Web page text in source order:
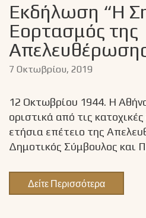
Εκδήλωση “Η
Εορτασμός της
7 Οκτωβρίου, 2019
12 Οκτωβρίου 1944. Η
οριστικά από τις
ετήσια επέτειο της
Δημοτικός Σύμβουλος και
Δείτε Περισσότερα